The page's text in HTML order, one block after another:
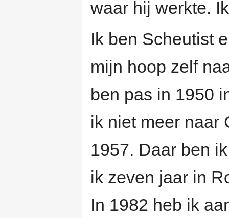
waar hij werkte.
Ik ben Scheutist
mijn hoop zelf
ben pas in 1950
ik niet meer naar
1957. Daar ben
ik zeven jaar in
In 1982 heb ik